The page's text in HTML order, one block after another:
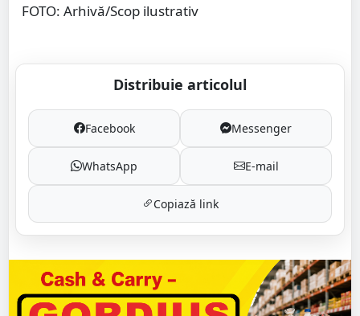
FOTO: Arhivă/Scop ilustrativ
Distribuie articolul
Facebook Messenger
WhatsApp E-mail
Copiază link